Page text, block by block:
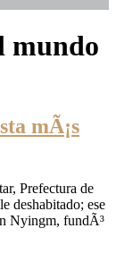
mundo
mÃ¡s
Prefectura de
deshabitado; ese
Nyingm, fundÃ³